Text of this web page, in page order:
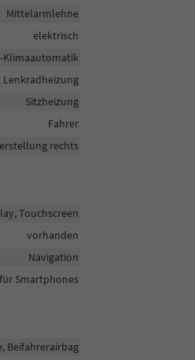
Mittelarmlehne
elektrisch
Klimaautomatik
Sitzheizung
Fahrer
rechts
Touchscreen
vorhanden
Navigation
Smartphones
Beifahrerairbag